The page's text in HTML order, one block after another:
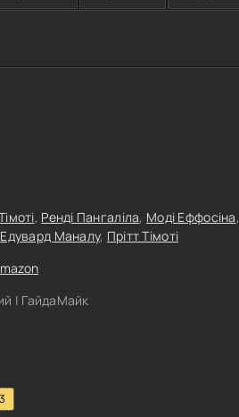
, Ренді Пангаліла, Моді Еффосіна,
Едувард Маналу, Прітт Тімоті
| ГайдаМайк